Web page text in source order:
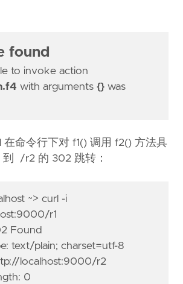
found
to invoke action
with arguments{} was
在命令行下对 f1() 调用 f2() 方法具
到 /r2 的 302 跳转：
~> curl -i
r1
Found
text/plain; charset=utf-8
localhost:9000/r2
0